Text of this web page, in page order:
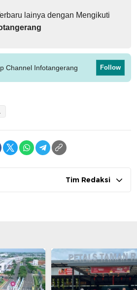
lainya dengan Mengikuti
Channel Infotangerang Follow
Tim Redaksi